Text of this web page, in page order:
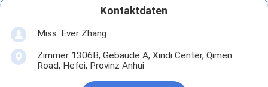
Kontaktdaten
Miss. Ever Zhang
Zimmer 1306B, Gebäude A, Xindi Center, Qimen
Road, Hefei, Provinz Anhui